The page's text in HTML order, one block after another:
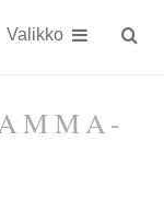
Valikko
Hae